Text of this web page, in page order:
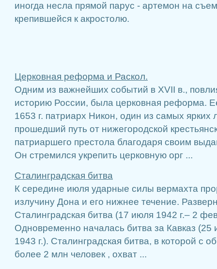
иногда несла прямой парус - артемон на
крепившейся к акростолю.
Церковная реформа и Раскол.
Одним из важнейших событий в XVII в.,
историю России, была церковная реформа.
1653 г. патриарх Никон, один из самых ярких
прошедший путь от нижегородской
патриаршего престола благодаря своим
Он стремился укрепить церковную орг ...
Сталинградская битва
К середине июля ударные силы вермахта
излучину Дона и его нижнее течение.
Сталинградская битва (17 июля 1942 г.– 2
Одновременно началась битва за Кавказ (25
1943 г.). Сталинградская битва, в которой с
более 2 млн человек , охват ...